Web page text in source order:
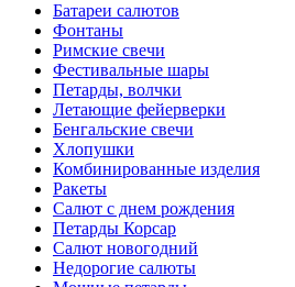
Батареи салютов
Фонтаны
Римские свечи
Фестивальные шары
Петарды, волчки
Летающие фейерверки
Бенгальские свечи
Хлопушки
Комбинированные изделия
Ракеты
Салют с днем рождения
Петарды Корсар
Салют новогодний
Недорогие салюты